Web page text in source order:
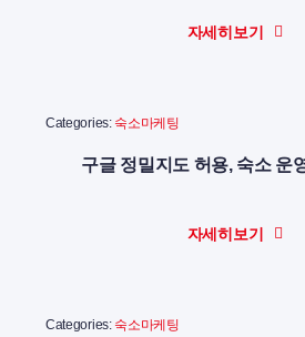
자세히보기
Categories: 숙소마케팅
구글 정밀지도 허용, 숙소 운
자세히보기
Categories: 숙소마케팅